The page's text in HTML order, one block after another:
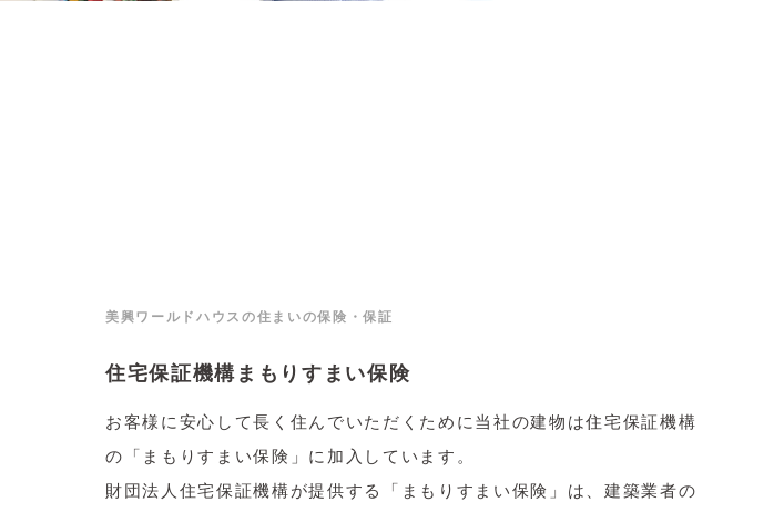
美興ワールドハウスの住まいの保険・保証
住宅保証機構まもりすまい保険
お客様に安心して長く住んでいただくために当社の建物は住宅保証機構
の「まもりすまい保険」に加入しています。
財団法人住宅保証機構が提供する「まもりすまい保険」は、建築業者の